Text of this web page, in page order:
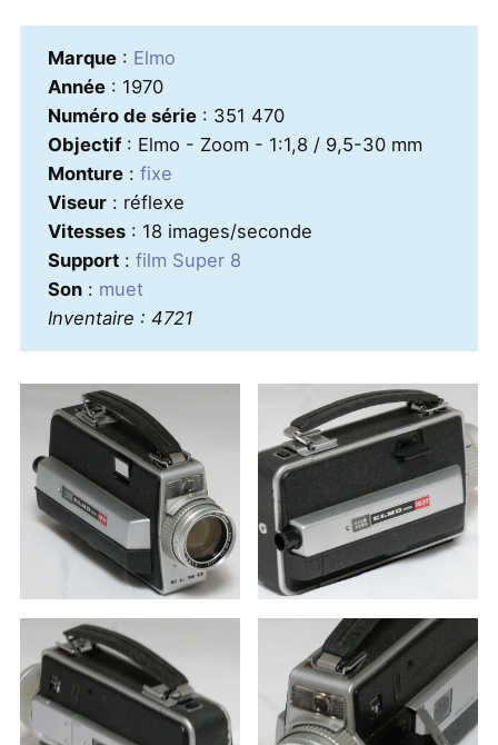
Marque: Elmo
Année: 1970
Numéro de série: 351 470
Objectif: Elmo - Zoom - 1:1,8 / 9,5-30 mm
Monture: fixe
Viseur: réflexe
Vitesses: 18 images/seconde
Support: film Super 8
Son: muet
Inventaire : 4721